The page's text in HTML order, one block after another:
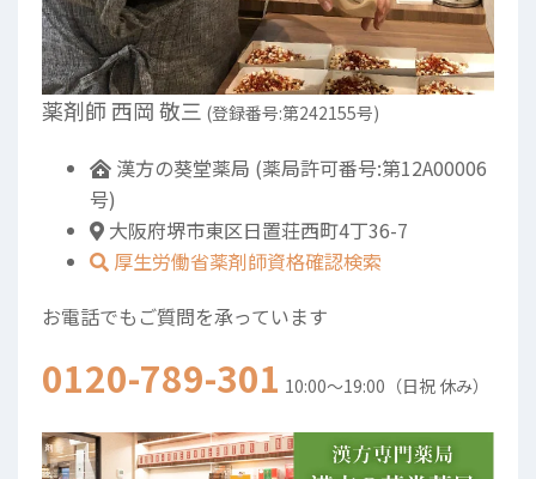
薬剤師 西岡 敬三 (登録番号:第242155号)
漢方の葵堂薬局 (薬局許可番号:第12A00006
号)
大阪府堺市東区日置荘西町4丁36-7
厚生労働省薬剤師資格確認検索
お電話でもご質問を承っています
0120-789-301 10:00～19:00（日祝 休み）